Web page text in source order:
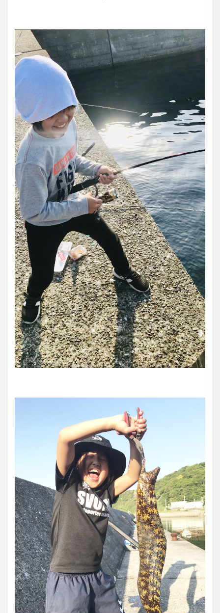
PRIVACY POLICY
有限会社 河野電建（以下「当社」）は、以下のとお
り個人情報保護方針を定め、個人情報保護の仕組みを
構築し、全従業員に個人情報保護の重要性の認識と取
組みを徹底させることにより、個人情報の保護を推進
致します。
個人情報の管理
当社は、お客さまの個人情報を正確かつ最新の状態に
措置を講じ、安全対策を実施し個人情報の厳重な管理
を行ないます。
個人情報の利用目的
お客さまからお預かりした個人情報は、当社からのご
連絡や業務のご案内やご質問に対する回答として、電
子メールや資料のご送付に利用いたします。
個人情報の第三者への開示・提供の禁
止
当社は、お客さまよりお預かりした個人情報を適切に